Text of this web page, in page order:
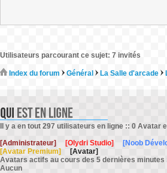
Utilisateurs parcourant ce sujet: 7 invités
Index du forum Général La Salle d'arcade
Il y a en tout 297 utilisateurs en ligne :: 0 Avatar
[Administrateur]
[Olydri Studio] [Noob
[Avatar Premium]
[Avatar]
Avatars actifs au cours des 5 dernières minutes
Aucun